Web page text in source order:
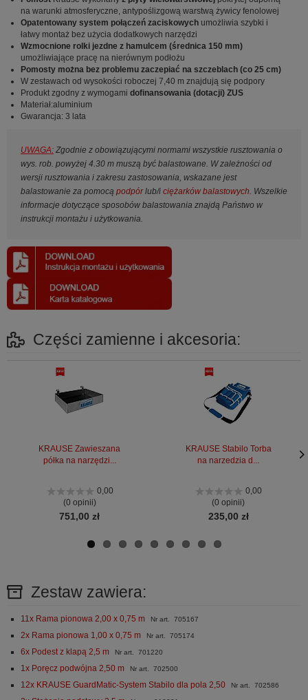
na warunki atmosferyczne, antypoślizgową warstwą żywicy fenolowej
Opatentowany system połączeń zaciskowych umożliwia szybki i
łatwy montaż bez użycia dodatkowych narzędzi
Wzmocnione rolki jezdne z hamulcem (średnica 150 mm)
umożliwiające pracę na nierównym podłożu
Pomosty można bez problemu zaczepiać na szczeblach (co 25 cm)
W zestawach od wysokości roboczej 7,40 m znajdują się podpory
Produkt zgodny z wymogami dofinansowania (dotacji) ZUS
Materiał:aluminium
Gwarancja: 3 lata
UWAGA: Zgodnie z obowiązującymi normami wszystkie rusztowania o
wys. rob. powyżej 4.30 m muszą być balastowane. W zależności od
wersji rusztowania i zakresu zastosowania, wskazane jest
balastowanie za pomocą podpórlub/i ciężarków balastowych . Wszelkie
informacje dotyczące sposobów balastowania znajdą Państwo w
instrukcji montażu i użytkowania.
Części zamienne i akcesoria:
KRAUSE Zawieszana
półka na narzędzi...
0,00
(0 opinii)
751,00 zł
KRAUSE Stabilo Torba
na narzedzia d...
0,00
(0 opinii)
235,00 zł
Zestaw zawiera:
11x Rama pionowa 2,00 x 0,75 m Nr art. 705167
2x Rama pionowa 1,00 x 0,75 m Nr art. 705174
6x Podest z klapą 2,5 m Nr art. 701220
1x Poręcz podwójna 2,50 m Nr art. 702500
12x KRAUSE GuardMatic-System Stabilo dla pola 2,50 Nr art. 702586